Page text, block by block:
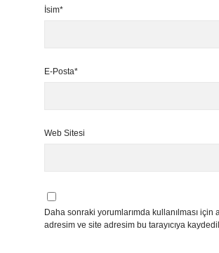
İsim*
E-Posta*
Web Sitesi
Daha sonraki yorumlarımda kullanılması için
adresim ve site adresim bu tarayıcıya